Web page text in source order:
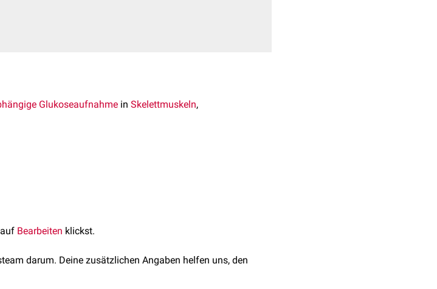
Glukoseaufnahme in Skelettmuskeln,
durch die
an.
Schritt der Insulin-regulierten
die GLUT4-vermittelte Glukoseaufnahme - speziell im
Bearbeiten klickst.
darum. Deine zusätzlichen Angaben helfen uns, den